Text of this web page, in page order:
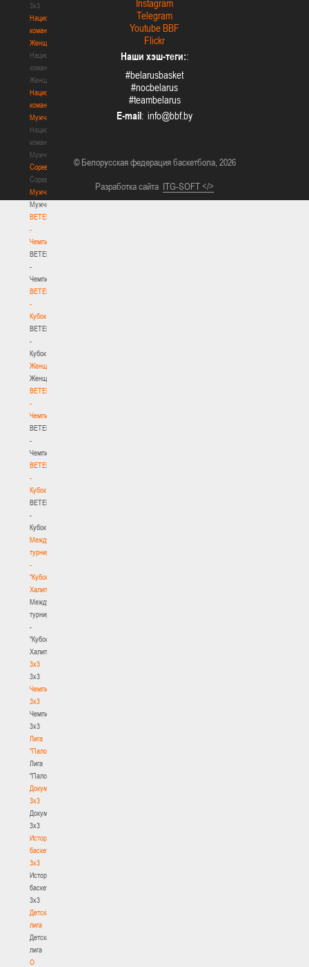
3х3
Национальная
команда.
Женщины
Национальная
команда.
Женщины
Национальная
команда.
Мужчины
Национальная
команда.
Мужчины
Соревнования
Соревнования
Мужчины
Мужчины
BETERA
-
Чемпионат
BETERA
-
Чемпионат
BETERA
-
Кубок
BETERA
-
Кубок
Женщины
Женщины
BETERA
-
Чемпионат
BETERA
-
Чемпионат
BETERA
-
Кубок
BETERA
-
Кубок
Международный
турнир
-
"Кубок
Халипского"
Международный
турнир
-
"Кубок
Халипского"
3x3
3x3
Чемпионат
3х3
Чемпионат
3х3
Лига
"Палова"
Лига
"Палова"
Документы
3х3
Документы
3х3
История
баскетбола
3х3
История
баскетбола
3х3
Детская
лига
Детская
лига
О
Instagram
Telegram
Youtube BBF
Flickr
Наши хэш-теги::
#belarusbasket
#nocbelarus
#teambelarus
E-mail:
© Белорусская федерация баскетбола, 2026
Разработка сайта ITG-SOFT </>